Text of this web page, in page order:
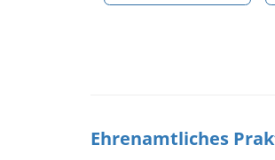
Ehrenamtliches